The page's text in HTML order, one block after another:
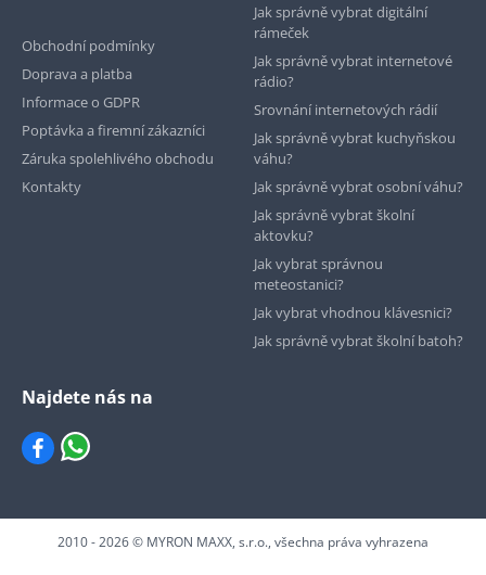
Obchodní podmínky
Doprava a platba
Informace o GDPR
Poptávka a firemní zákazníci
Záruka spolehlivého obchodu
Kontakty
Jak správně vybrat digitální
rámeček
Jak správně vybrat internetové
rádio?
Srovnání internetových rádií
Jak správně vybrat kuchyňskou
váhu?
Jak správně vybrat osobní váhu?
Jak správně vybrat školní
aktovku?
Jak vybrat správnou
meteostanici?
Jak vybrat vhodnou klávesnici?
Jak správně vybrat školní batoh?
Najdete nás na
2010 - 2026 © MYRON MAXX, s.r.o., všechna práva vyhrazena